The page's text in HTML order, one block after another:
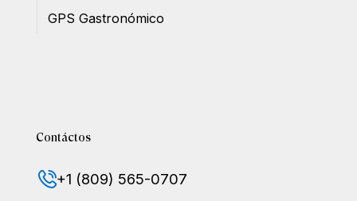
GPS Gastronómico
Contáctos
+1 (809) 565-0707